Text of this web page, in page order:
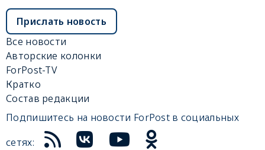
Прислать новость
Все новости
Авторские колонки
ForPost-TV
Кратко
Состав редакции
Подпишитесь на новости ForPost в социальных
сетях: